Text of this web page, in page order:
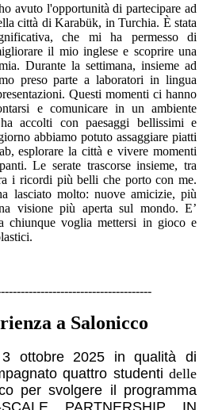
avuto l'opportunità di partecipare ad
città di Karabük, in Turchia. È stata
che mi ha permesso di
il mio inglese e scoprire una
Durante la settimana, insieme ad
preso parte a laboratori in lingua
Questi momenti ci hanno
e comunicare in un ambiente
accolti con paesaggi bellissimi e
abbiamo potuto assaggiare piatti
esplorare la città e vivere momenti
Le serate trascorse insieme, tra
i ricordi più belli che porto con me.
lasciato molto: nuove amicizie, più
visione più aperta sul mondo. E’
chiunque voglia mettersi in gioco e
a Salonicco
ottobre 2025 in qualità di
quattro studentidelle
per svolgere il programma